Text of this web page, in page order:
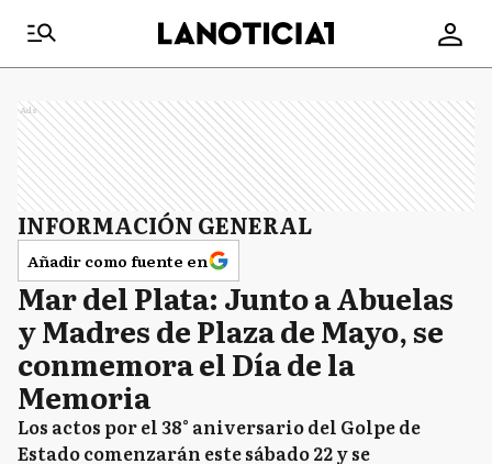
Ads
INFORMACIÓN GENERAL
Añadir como fuente en
Mar del Plata: Junto a Abuelas
y Madres de Plaza de Mayo, se
conmemora el Día de la
Memoria
Los actos por el 38° aniversario del Golpe de
Estado comenzarán este sábado 22 y se